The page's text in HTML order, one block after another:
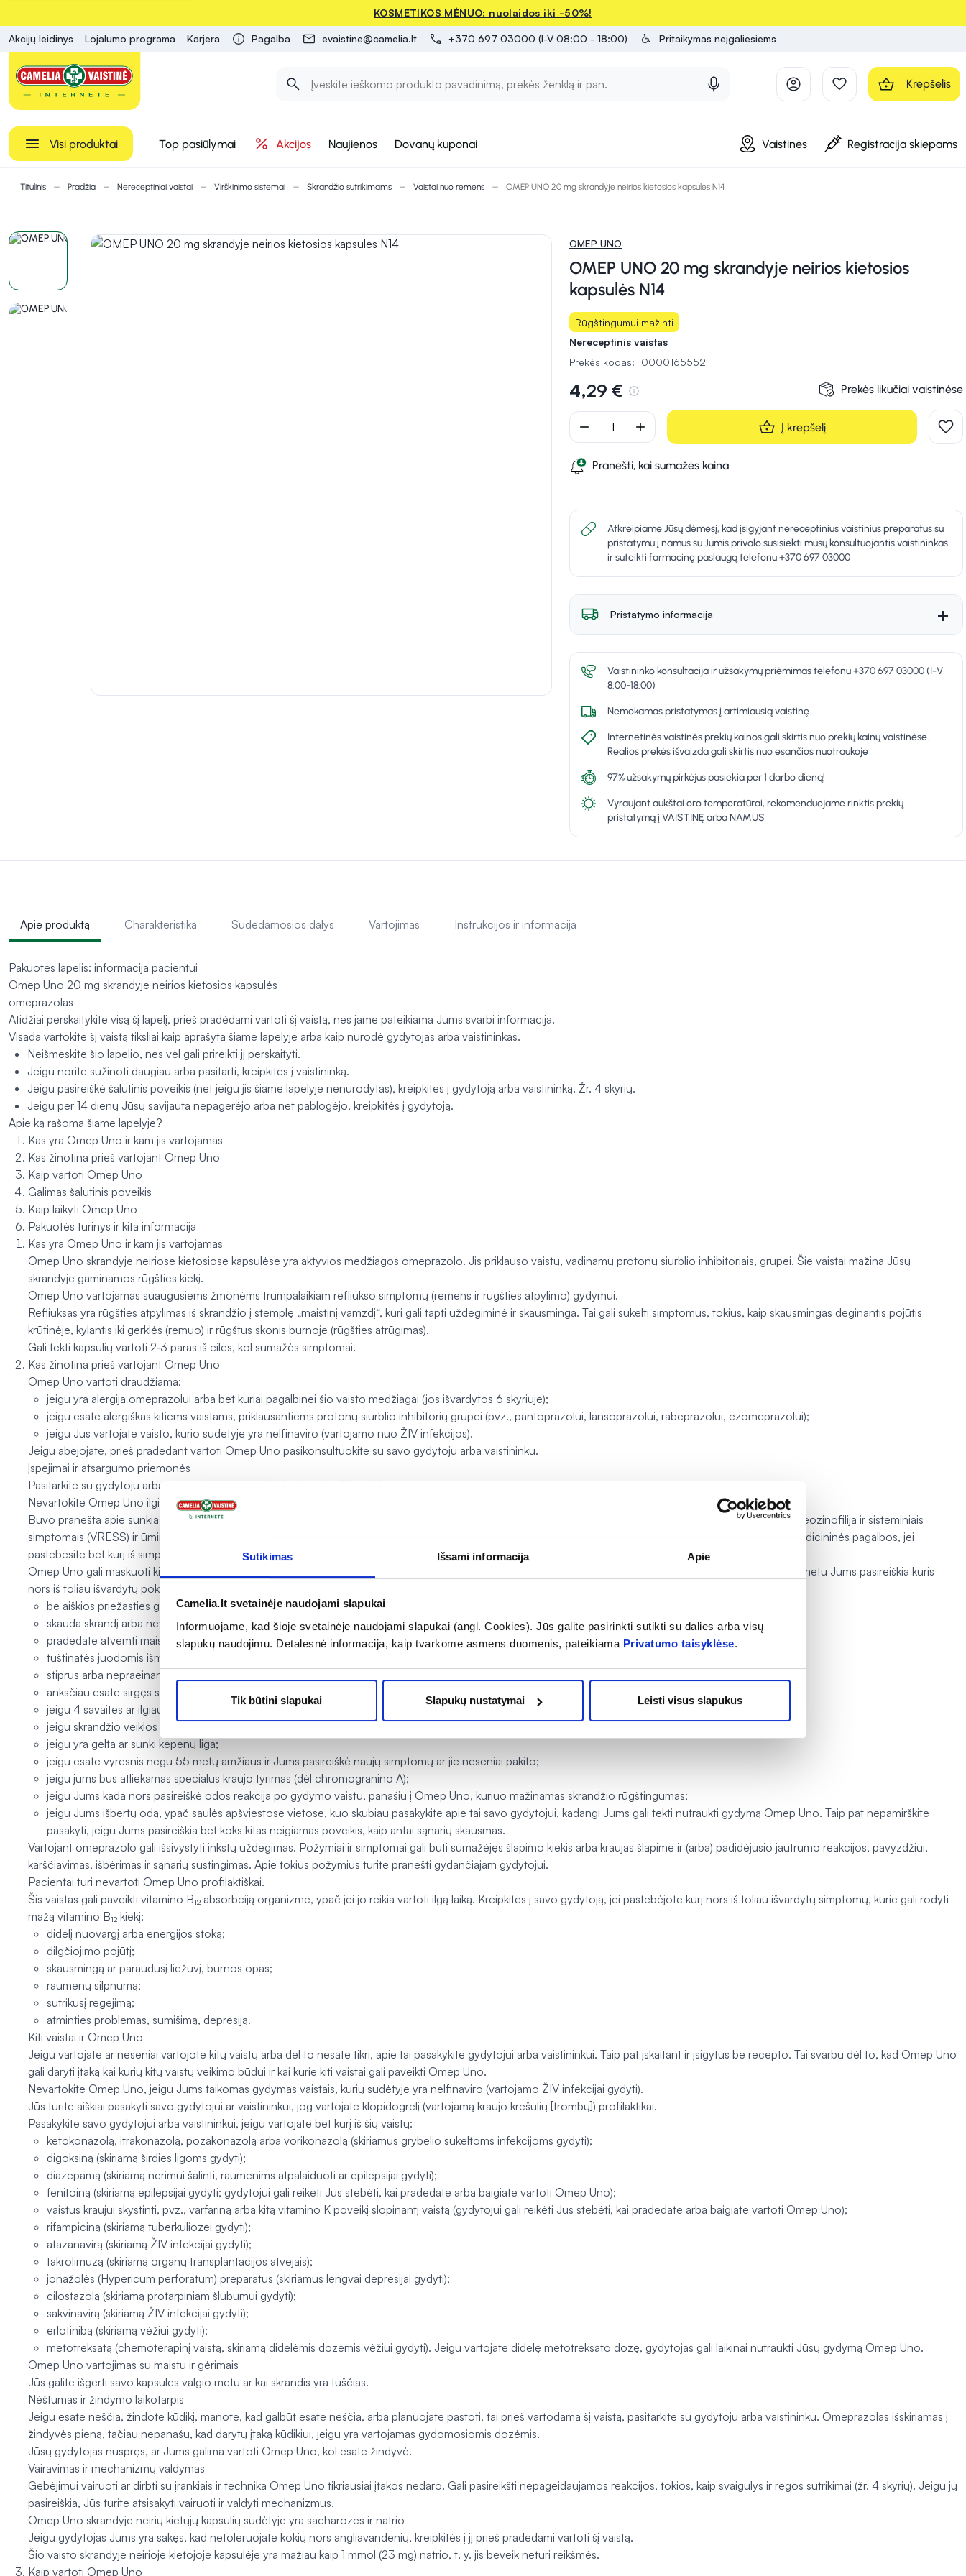
Sutikimas Išsami informacija Apie
Camelia.lt svetainėje naudojami slapukai
Informuojame, kad šioje svetainėje naudojami slapukai (angl. Cookies). Jūs galite pasirinkti sutikti su dalies arba visų
slapukų naudojimu. Detalesnė informacija, kaip tvarkome asmens duomenis, pateikiama Privatumo taisyklėse.
Tik būtini slapukai Slapukų nustatymai Leisti visus slapukus
KOSMETIKOS MĖNUO: nuolaidos iki -50%!
Akcijų leidinys Lojalumo programa Karjera Pagalba evaistine@camelia.lt +370 697 03000 (I-V 08:00 - 18:00) Pritaikymas neįgaliesiems
Krepšelis
Visi produktai Top pasiūlymai Akcijos Naujienos Dovanų kuponai Vaistinės Registracija skiepams
Titulinis Pradžia Nereceptiniai vaistai Virškinimo sistemai Skrandžio sutrikimams Vaistai nuo rėmens OMEP UNO 20 mg skrandyje neirios kietosios kapsulės N14
OMEP UNO
OMEP UNO 20 mg skrandyje neirios kietosios
kapsulės N14
Rūgštingumui mažinti
Nereceptinis vaistas
Prekės kodas: 10000165552
4,29 € Prekės likučiai vaistinėse
remove add Į krepšelį
Pranešti, kai sumažės kaina
Atkreipiame Jūsų dėmesį, kad įsigyjant nereceptinius vaistinius preparatus su
pristatymu į namus su Jumis privalo susisiekti mūsų konsultuojantis vaistininkas
ir suteikti farmacinę paslaugą telefonu +370 697 03000
Pristatymo informacija
Vaistininko konsultacija ir užsakymų priėmimas telefonu +370 697 03000 (I-V
8:00-18:00)
Nemokamas pristatymas į artimiausią vaistinę
Internetinės vaistinės prekių kainos gali skirtis nuo prekių kainų vaistinėse.
Realios prekės išvaizda gali skirtis nuo esančios nuotraukoje
97% užsakymų pirkėjus pasiekia per 1 darbo dieną!
Vyraujant aukštai oro temperatūrai, rekomenduojame rinktis prekių
pristatymą į VAISTINĘ arba NAMUS
Apie produktą Charakteristika Sudedamosios dalys Vartojimas Instrukcijos ir informacija
Pakuotės lapelis: informacija pacientui
Omep Uno 20 mg skrandyje neirios kietosios kapsulės
omeprazolas
Atidžiai perskaitykite visą šį lapelį, prieš pradėdami vartoti šį vaistą, nes jame pateikiama Jums svarbi informacija.
Visada vartokite šį vaistą tiksliai kaip aprašyta šiame lapelyje arba kaip nurodė gydytojas arba vaistininkas.
Neišmeskite šio lapelio, nes vėl gali prireikti jį perskaityti.
Jeigu norite sužinoti daugiau arba pasitarti, kreipkitės į vaistininką.
Jeigu pasireiškė šalutinis poveikis (net jeigu jis šiame lapelyje nenurodytas), kreipkitės į gydytoją arba vaistininką. Žr. 4 skyrių.
Jeigu per 14 dienų Jūsų savijauta nepagerėjo arba net pablogėjo, kreipkitės į gydytoją.
Apie ką rašoma šiame lapelyje?
Kas yra Omep Uno ir kam jis vartojamas
Kas žinotina prieš vartojant Omep Uno
Kaip vartoti Omep Uno
Galimas šalutinis poveikis
Kaip laikyti Omep Uno
Pakuotės turinys ir kita informacija
Kas yra Omep Uno ir kam jis vartojamas
Omep Uno skrandyje neiriose kietosiose kapsulėse yra aktyvios medžiagos omeprazolo. Jis priklauso vaistų, vadinamų protonų siurblio inhibitoriais, grupei. Šie vaistai mažina Jūsų
skrandyje gaminamos rūgšties kiekį.
Omep Uno vartojamas suaugusiems žmonėms trumpalaikiam refliukso simptomų (rėmens ir rūgšties atpylimo) gydymui.
Refliuksas yra rūgšties atpylimas iš skrandžio į stemplę „maistinį vamzdį“, kuri gali tapti uždegiminė ir skausminga. Tai gali sukelti simptomus, tokius, kaip skausmingas deginantis pojūtis
krūtinėje, kylantis iki gerklės (rėmuo) ir rūgštus skonis burnoje (rūgšties atrūgimas).
Gali tekti kapsulių vartoti 2‑3 paras iš eilės, kol sumažės simptomai.
Kas žinotina prieš vartojant Omep Uno
Omep Uno vartoti draudžiama:
jeigu yra alergija omeprazolui arba bet kuriai pagalbinei šio vaisto medžiagai (jos išvardytos 6 skyriuje);
jeigu esate alergiškas kitiems vaistams, priklausantiems protonų siurblio inhibitorių grupei (pvz., pantoprazolui, lansoprazolui, rabeprazolui, ezomeprazolui);
jeigu Jūs vartojate vaisto, kurio sudėtyje yra nelfinaviro (vartojamo nuo ŽIV infekcijos).
Jeigu abejojate, prieš pradedant vartoti Omep Uno pasikonsultuokite su savo gydytoju arba vaistininku.
Įspėjimai ir atsargumo priemonės
Pasitarkite su gydytoju arba vaistininku, prieš pradėdami vartoti Omep Uno.
Nevartokite Omep Uno ilgiau nei 14 parų, nepasikonsultavę su gydytoju. Jei būklė negerėja ar simptomai pasunkėja, kreipkitės į savo gydytoją.
Buvo pranešta apie sunkias odos reakcijas, įskaitant Stivenso-Džonsono (angl. Stevens-Johnson) sindromą, toksinę epidermio nekrolizę, reakciją į vaistą su eozinofilija ir sisteminiais
simptomais (VRESS) ir ūminę generalizuotą egzanteminę pustuliozę (ŪGEP), susijusias su gydymu Omep. Nustokite vartoti Omep ir nedelsdami kreipkitės medicininės pagalbos, jei
pastebėsite bet kurį iš simptomų, susijusių su šiomis 4 skyriuje aprašytomis sunkiomis odos reakcijomis.
Omep Uno gali maskuoti kitų ligų simptomus, todėl tuojau pat pasikonsultuokite su savo gydytoju, jeigu prieš pradedant vartoti Omep Uno arba jo vartojimo metu Jums pasireiškia kuris
nors iš toliau išvardytų pokyčių:
be aiškios priežasties gerokai sumažėja kūno svoris arba sutrinka rijimas;
skauda skrandį arba nevirškina;
pradedate atvemti maisto arba kraujo;
tuštinatės juodomis išmatomis (kraujuotomis išmatomis);
stiprus arba nepraeinantis viduriavimas, kadangi omeprazolo vartojimas yra susijęs su šiek tiek didesne infekcinio viduriavimo rizika;
anksčiau esate sirgęs skrandžio opa ar esate patyręs virškinimo trakto operacijų;
jeigu 4 savaites ar ilgiau tęsiate simptominį skrandžio veiklos sutrikimo ar rėmens gydymą;
jeigu skrandžio veiklos sutrikimo ar rėmens simptomai trunka 4 savaites ar ilgiau;
jeigu yra gelta ar sunki kepenų liga;
jeigu esate vyresnis negu 55 metų amžiaus ir Jums pasireiškė naujų simptomų ar jie neseniai pakito;
jeigu jums bus atliekamas specialus kraujo tyrimas (dėl chromogranino A);
jeigu Jums kada nors pasireiškė odos reakcija po gydymo vaistu, panašiu į Omep Uno, kuriuo mažinamas skrandžio rūgštingumas;
jeigu Jums išbertų odą, ypač saulės apšviestose vietose, kuo skubiau pasakykite apie tai savo gydytojui, kadangi Jums gali tekti nutraukti gydymą Omep Uno. Taip pat nepamirškite
pasakyti, jeigu Jums pasireiškia bet koks kitas neigiamas poveikis, kaip antai sąnarių skausmas.
Vartojant omeprazolo gali išsivystyti inkstų uždegimas. Požymiai ir simptomai gali būti sumažėjęs šlapimo kiekis arba kraujas šlapime ir (arba) padidėjusio jautrumo reakcijos, pavyzdžiui,
karščiavimas, išbėrimas ir sąnarių sustingimas. Apie tokius požymius turite pranešti gydančiajam gydytojui.
Pacientai turi nevartoti Omep Uno profilaktiškai.
Šis vaistas gali paveikti vitamino B₁₂ absorbciją organizme, ypač jei jo reikia vartoti ilgą laiką. Kreipkitės į savo gydytoją, jei pastebėjote kurį nors iš toliau išvardytų simptomų, kurie gali rodyti
mažą vitamino B₁₂ kiekį:
didelį nuovargį arba energijos stoką;
dilgčiojimo pojūtį;
skausmingą ar paraudusį liežuvį, burnos opas;
raumenų silpnumą;
sutrikusį regėjimą;
atminties problemas, sumišimą, depresiją.
Kiti vaistai ir Omep Uno
Jeigu vartojate ar neseniai vartojote kitų vaistų arba dėl to nesate tikri, apie tai pasakykite gydytojui arba vaistininkui. Taip pat įskaitant ir įsigytus be recepto. Tai svarbu dėl to, kad Omep Uno
gali daryti įtaką kai kurių kitų vaistų veikimo būdui ir kai kurie kiti vaistai gali paveikti Omep Uno.
Nevartokite Omep Uno, jeigu Jums taikomas gydymas vaistais, kurių sudėtyje yra nelfinaviro (vartojamo ŽIV infekcijai gydyti).
Jūs turite aiškiai pasakyti savo gydytojui ar vaistininkui, jog vartojate klopidogrelį (vartojamą kraujo krešulių [trombų]) profilaktikai.
Pasakykite savo gydytojui arba vaistininkui, jeigu vartojate bet kurį iš šių vaistų:
ketokonazolą, itrakonazolą, pozakonazolą arba vorikonazolą (skiriamus grybelio sukeltoms infekcijoms gydyti);
digoksiną (skiriamą širdies ligoms gydyti);
diazepamą (skiriamą nerimui šalinti, raumenims atpalaiduoti ar epilepsijai gydyti);
fenitoiną (skiriamą epilepsijai gydyti; gydytojui gali reikėti Jus stebėti, kai pradedate arba baigiate vartoti Omep Uno);
vaistus kraujui skystinti, pvz., varfariną arba kitą vitamino K poveikį slopinantį vaistą (gydytojui gali reikėti Jus stebėti, kai pradedate arba baigiate vartoti Omep Uno);
rifampiciną (skiriamą tuberkuliozei gydyti);
atazanavirą (skiriamą ŽIV infekcijai gydyti);
takrolimuzą (skiriamą organų transplantacijos atvejais);
jonažolės (Hypericum perforatum) preparatus (skiriamus lengvai depresijai gydyti);
cilostazolą (skiriamą protarpiniam šlubumui gydyti);
sakvinavirą (skiriamą ŽIV infekcijai gydyti);
erlotinibą (skiriamą vėžiui gydyti);
metotreksatą (chemoterapinį vaistą, skiriamą didelėmis dozėmis vėžiui gydyti). Jeigu vartojate didelę metotreksato dozę, gydytojas gali laikinai nutraukti Jūsų gydymą Omep Uno.
Omep Uno vartojimas su maistu ir gėrimais
Jūs galite išgerti savo kapsules valgio metu ar kai skrandis yra tuščias.
Nėštumas ir žindymo laikotarpis
Jeigu esate nėščia, žindote kūdikį, manote, kad galbūt esate nėščia, arba planuojate pastoti, tai prieš vartodama šį vaistą, pasitarkite su gydytoju arba vaistininku. Omeprazolas išskiriamas į
žindyvės pieną, tačiau nepanašu, kad darytų įtaką kūdikiui, jeigu yra vartojamas gydomosiomis dozėmis.
Jūsų gydytojas nuspręs, ar Jums galima vartoti Omep Uno, kol esate žindyvė.
Vairavimas ir mechanizmų valdymas
Gebėjimui vairuoti ar dirbti su įrankiais ir technika Omep Uno tikriausiai įtakos nedaro. Gali pasireikšti nepageidaujamos reakcijos, tokios, kaip svaigulys ir regos sutrikimai (žr. 4 skyrių). Jeigu jų
pasireiškia, Jūs turite atsisakyti vairuoti ir valdyti mechanizmus.
Omep Uno skrandyje neirių kietųjų kapsulių sudėtyje yra sacharozės ir natrio
Jeigu gydytojas Jums yra sakęs, kad netoleruojate kokių nors angliavandenių, kreipkitės į jį prieš pradėdami vartoti šį vaistą.
Šio vaisto skrandyje neirioje kietojoje kapsulėje yra mažiau kaip 1 mmol (23 mg) natrio, t. y. jis beveik neturi reikšmės.
Kaip vartoti Omep Uno